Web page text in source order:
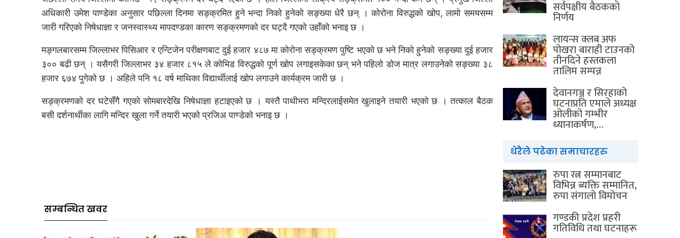
अधिकारी उमेश पाण्डेका अनुसार पछिल्ला दिनमा सङ्क्रमित हुने भन्दा निको हुनेको सङ्ख्या धेरै छन् । कोरोना विरुद्धको खोप, लामो समयसम्म
जारी गरिएको निषेधाज्ञा र जनस्वास्थ्य मापदण्डका कारण सङ्क्रमणको दर घट्दै गएको उहाँको भनाइ छ ।
मङ्गलबारसम्म जिल्लाभर पिसिआर र एन्टिजेन परीक्षणबाट दुई हजार ४८७ मा कोरोना सङ्क्रमण पुष्टि भएको छ भने निको हुनेको सङ्ख्या दुई हजार
३०० बढी छन् । यसैगरी जिल्लाभर ३४ हजार ८१५ ले कोभिड विरुद्धको पूर्ण खोप लगाइसकेका छन् भने पहिलो डोज मात्र लगाउनेको सङ्ख्या ३८
हजार ६७४ पुगेको छ । अहिले पनि १८ वर्ष माथिका विद्यार्थीलाई खोप लगाउने कार्यक्रम जारी छ ।
सङ्क्रमणको दर घटेसँगै गएको सोमबारदेखि निषेधाज्ञा हटाइएको छ । यस्तै पाथीभरा मन्दिरलाईसमेत खुलाइने तयारी भएको छ । तत्काल बैठक
बसी दर्शनार्थीका लागि मन्दिर खुला गर्ने तयारी भएको प्रजिअ पाण्डेको भनाइ छ ।
सम्बन्धित खवर
सर्वपक्षीय बैठककाे
निर्णय
लायन्स क्लब अफ
पोखरा बाराही टाउनको
तीनदिने हस्तकला
तालिम सम्पन्न
देवानगञ्ज र सिरहाको
घटनाप्रति एमाले अध्यक्ष
ओलीको गम्भीर
ध्यानाकर्षण,…
धेरैले पढेका समाचारहरु
रुपा रत्न सम्मानबाट
विभिन्न ब्यक्ति सम्मानित,
रुपा संगालो विमोचन
गण्डकी प्रदेश प्रहरी
गतिविधि तथा घटनाहरू